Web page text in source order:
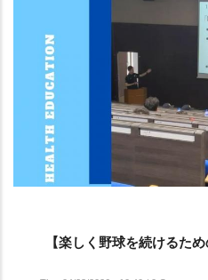
【楽しく野球を続けるた